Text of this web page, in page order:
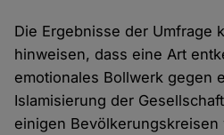
Die Ergebnisse der Umfrage
hinweisen, dass eine Art
emotionales Bollwerk gegen
Islamisierung der
einigen